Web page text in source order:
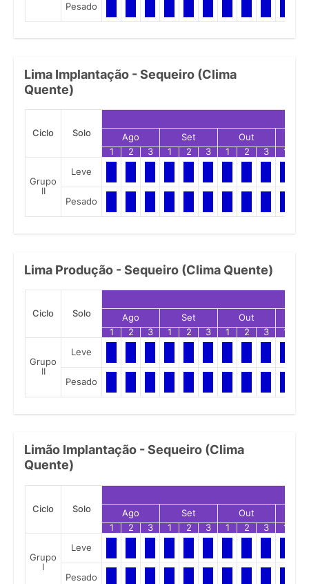
Pesado
Lima Implantação - Sequeiro (Clima
Quente)
Ciclo Solo Ago Set Out
1
2 3 1 2 3 1 2 3 1
Grupo
II
Leve
Pesado
Lima Produção - Sequeiro (Clima Quente)
Ciclo Solo Ago Set Out
1
2 3 1 2 3 1 2 3 1
Grupo
II
Leve
Pesado
Limão Implantação - Sequeiro (Clima
Quente)
Ciclo Solo Ago Set Out
1
2 3 1 2 3 1 2 3 1
Grupo
I
Leve
Pesado